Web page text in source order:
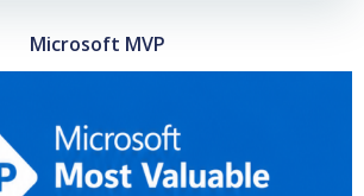
Microsoft MVP